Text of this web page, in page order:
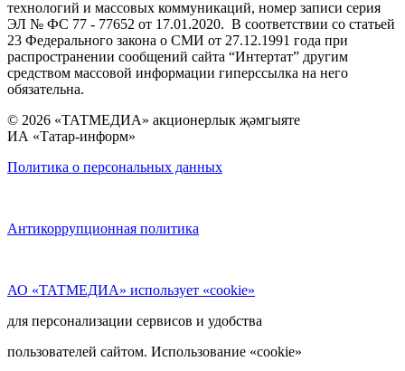
технологий и массовых коммуникаций, номер записи серия
ЭЛ № ФС 77 - 77652 от 17.01.2020. В соответствии со статьей
23 Федерального закона о СМИ от 27.12.1991 года при
распространении сообщений сайта “Интертат” другим
средством массовой информации гиперссылка на него
обязательна.
© 2026 «ТАТМЕДИА» акционерлык җәмгыяте
ИА «Татар-информ»
Политика о персональных данных
Антикоррупционная политика
АО «ТАТМЕДИА» использует «cookie»
для персонализации сервисов и удобства
пользователей сайтом. Использование «cookie»